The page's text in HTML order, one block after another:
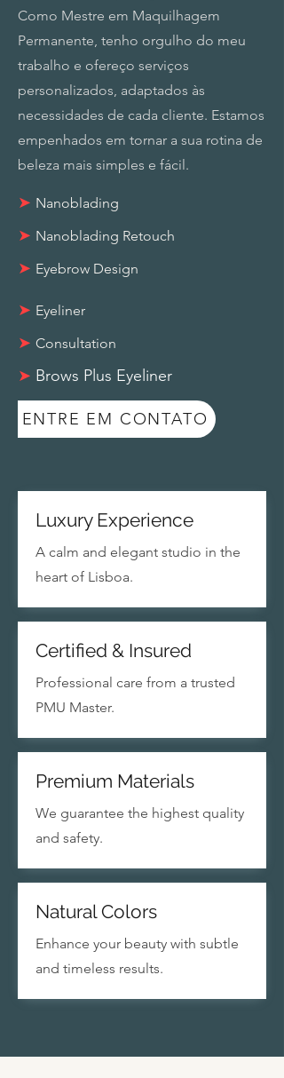
Como Mestre em Maquilhagem
Permanente, tenho orgulho do meu
trabalho e ofereço serviços
personalizados, adaptados às
necessidades de cada cliente. Estamos
empenhados em tornar a sua rotina de
beleza mais simples e fácil.
➤ Nanoblading
➤ Nanoblading Retouch
➤ Eyebrow Design
➤ Eyeliner
➤ Consultation
➤ Brows Plus Eyeliner
ENTRE EM CONTATO
Luxury Experience
A calm and elegant studio in the
heart of Lisboa.
Certified & Insured
Professional care from a trusted
PMU Master.
Premium Materials
We guarantee the highest quality
and safety.
Natural Colors
Enhance your beauty with subtle
and timeless results.